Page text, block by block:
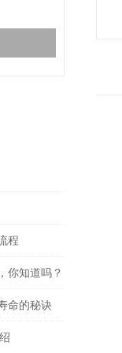
程
你知道吗？
命的秘诀